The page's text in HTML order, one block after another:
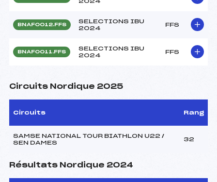
BNAF0012.FFS
SELECTIONS IBU
2024
FFS
BNAF0011.FFS
SELECTIONS IBU
2024
FFS
Circuits Nordique 2025
Circuits Rang
SAMSE NATIONAL TOUR BIATHLON U22 /
SEN DAMES
32
Résultats Nordique 2024